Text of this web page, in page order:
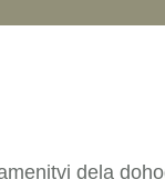
dela